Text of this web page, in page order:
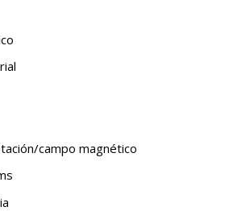
campo magnético